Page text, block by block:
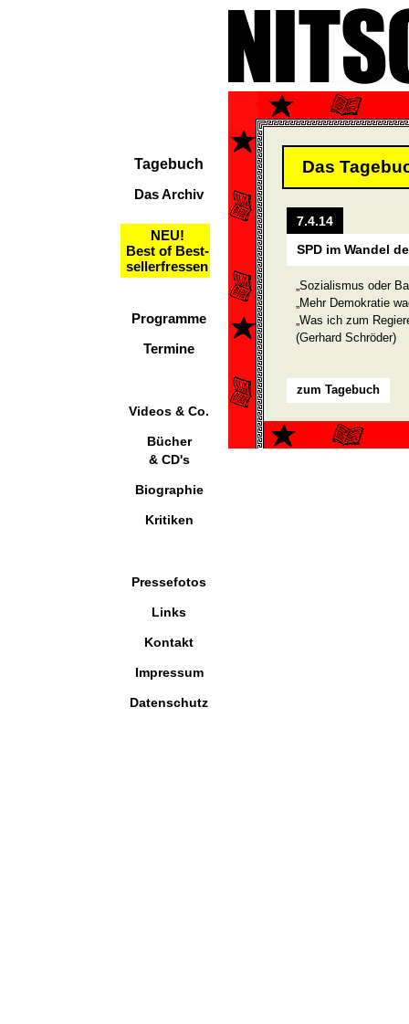
Tagebuch
Das Archiv
NEU!
Best of Best-
sellerfressen
Programme
Termine
Videos & Co.
Bücher
& CD's
Biographie
Kritiken
Pressefotos
Links
Kontakt
Impressum
Datenschutz
Das
7.4.14
SPD im Wandel
„Sozialismus oder
„Mehr Demokratie
„Was ich zum
(Gerhard Schröder)
zum Tagebuch